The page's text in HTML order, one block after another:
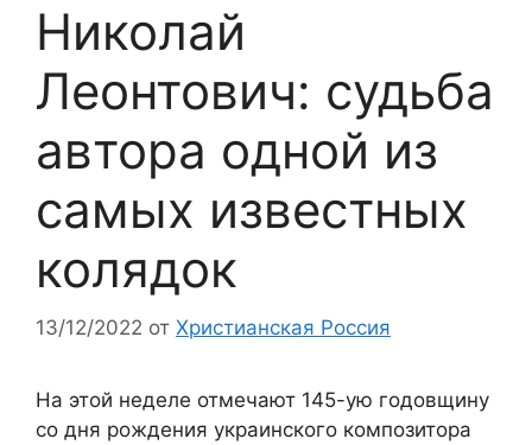
Николай
Леонтович: судьба
автора одной из
самых известных
колядок
13/12/2022 от Христианская Россия
На этой неделе отмечают 145-ую годовщину
со дня рождения украинского композитора